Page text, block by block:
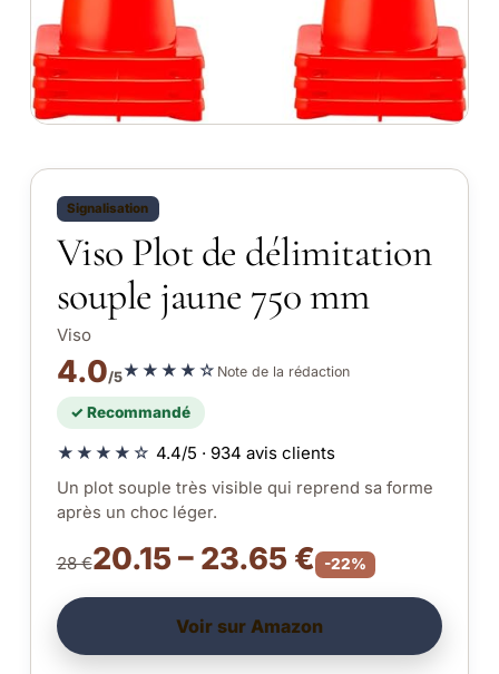
Signalisation
Viso Plot de délimitation
souple jaune 750 mm
Viso
4.0/5★★★★☆ Note de la rédaction
✓ Recommandé
★★★★☆ 4.4/5 · 934 avis clients
Un plot souple très visible qui reprend sa forme
après un choc léger.
28 €20.15 – 23.65 € -22%
Voir sur Amazon